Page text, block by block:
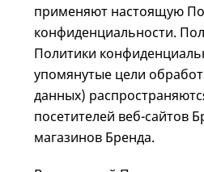
применяют настоящую
конфиденциальности.
Политики
упомянутые цели
данных)
посетителей веб-сайтов
магазинов Бренда.